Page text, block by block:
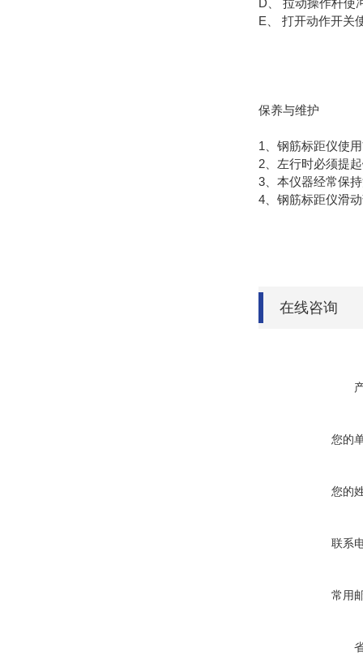
D、 拉动操作杆使
E、 打开动作开关
保养与维护
1、钢筋标距仪使
2、左行时必须提
3、本仪器经常保
4、钢筋标距仪滑
在线咨询
您的
您的
联系
常用